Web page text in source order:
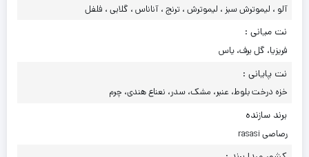
آلو ، لیموترش سبز ، لیموترش ، ترنج ، آناناس ، گلابی ، فلفل
نت میانی :
فریزیا، گل برف، یاس
نت پایانی :
خزه درخت بلوط، عنبر، مشک، سدر، نعناع هندی، چرم
برند سازنده
رصاصی rasasi